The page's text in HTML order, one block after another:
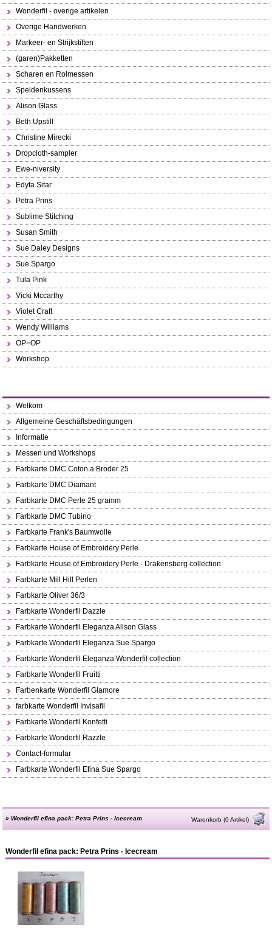
Wonderfil - overige artikelen
Overige Handwerken
Markeer- en Strijkstiften
(garen)Pakketten
Scharen en Rolmessen
Speldenkussens
Alison Glass
Beth Upstill
Christine Mirecki
Dropcloth-sampler
Ewe-niversity
Edyta Sitar
Petra Prins
Sublime Stitching
Susan Smith
Sue Daley Designs
Sue Spargo
Tula Pink
Vicki Mccarthy
Violet Craft
Wendy Williams
OP=OP
Workshop
Welkom
Allgemeine Geschäftsbedingungen
Informatie
Messen und Workshops
Farbkarte DMC Coton a Broder 25
Farbkarte DMC Diamant
Farbkarte DMC Perle 25 gramm
Farbkarte DMC Tubino
Farbkarte Frank's Baumwolle
Farbkarte House of Embroidery Perle
Farbkarte House of Embroidery Perle - Drakensberg collection
Farbkarte Mill Hill Perlen
Farbkarte Oliver 36/3
Farbkarte Wonderfil Dazzle
Farbkarte Wonderfil Eleganza Alison Glass
Farbkarte Wonderfil Eleganza Sue Spargo
Farbkarte Wonderfil Eleganza Wonderfil collection
Farbkarte Wonderfil Fruitti
Farbenkarte Wonderfil Glamore
farbkarte Wonderfil Invisafil
Farbkarte Wonderfil Konfetti
Farbkarte Wonderfil Razzle
Contact-formular
Farbkarte Wonderfil Efina Sue Spargo
»Wonderfil efina pack: Petra Prins - Icecream Warenkorb (0 Artikel)
Wonderfil efina pack: Petra Prins - Icecream